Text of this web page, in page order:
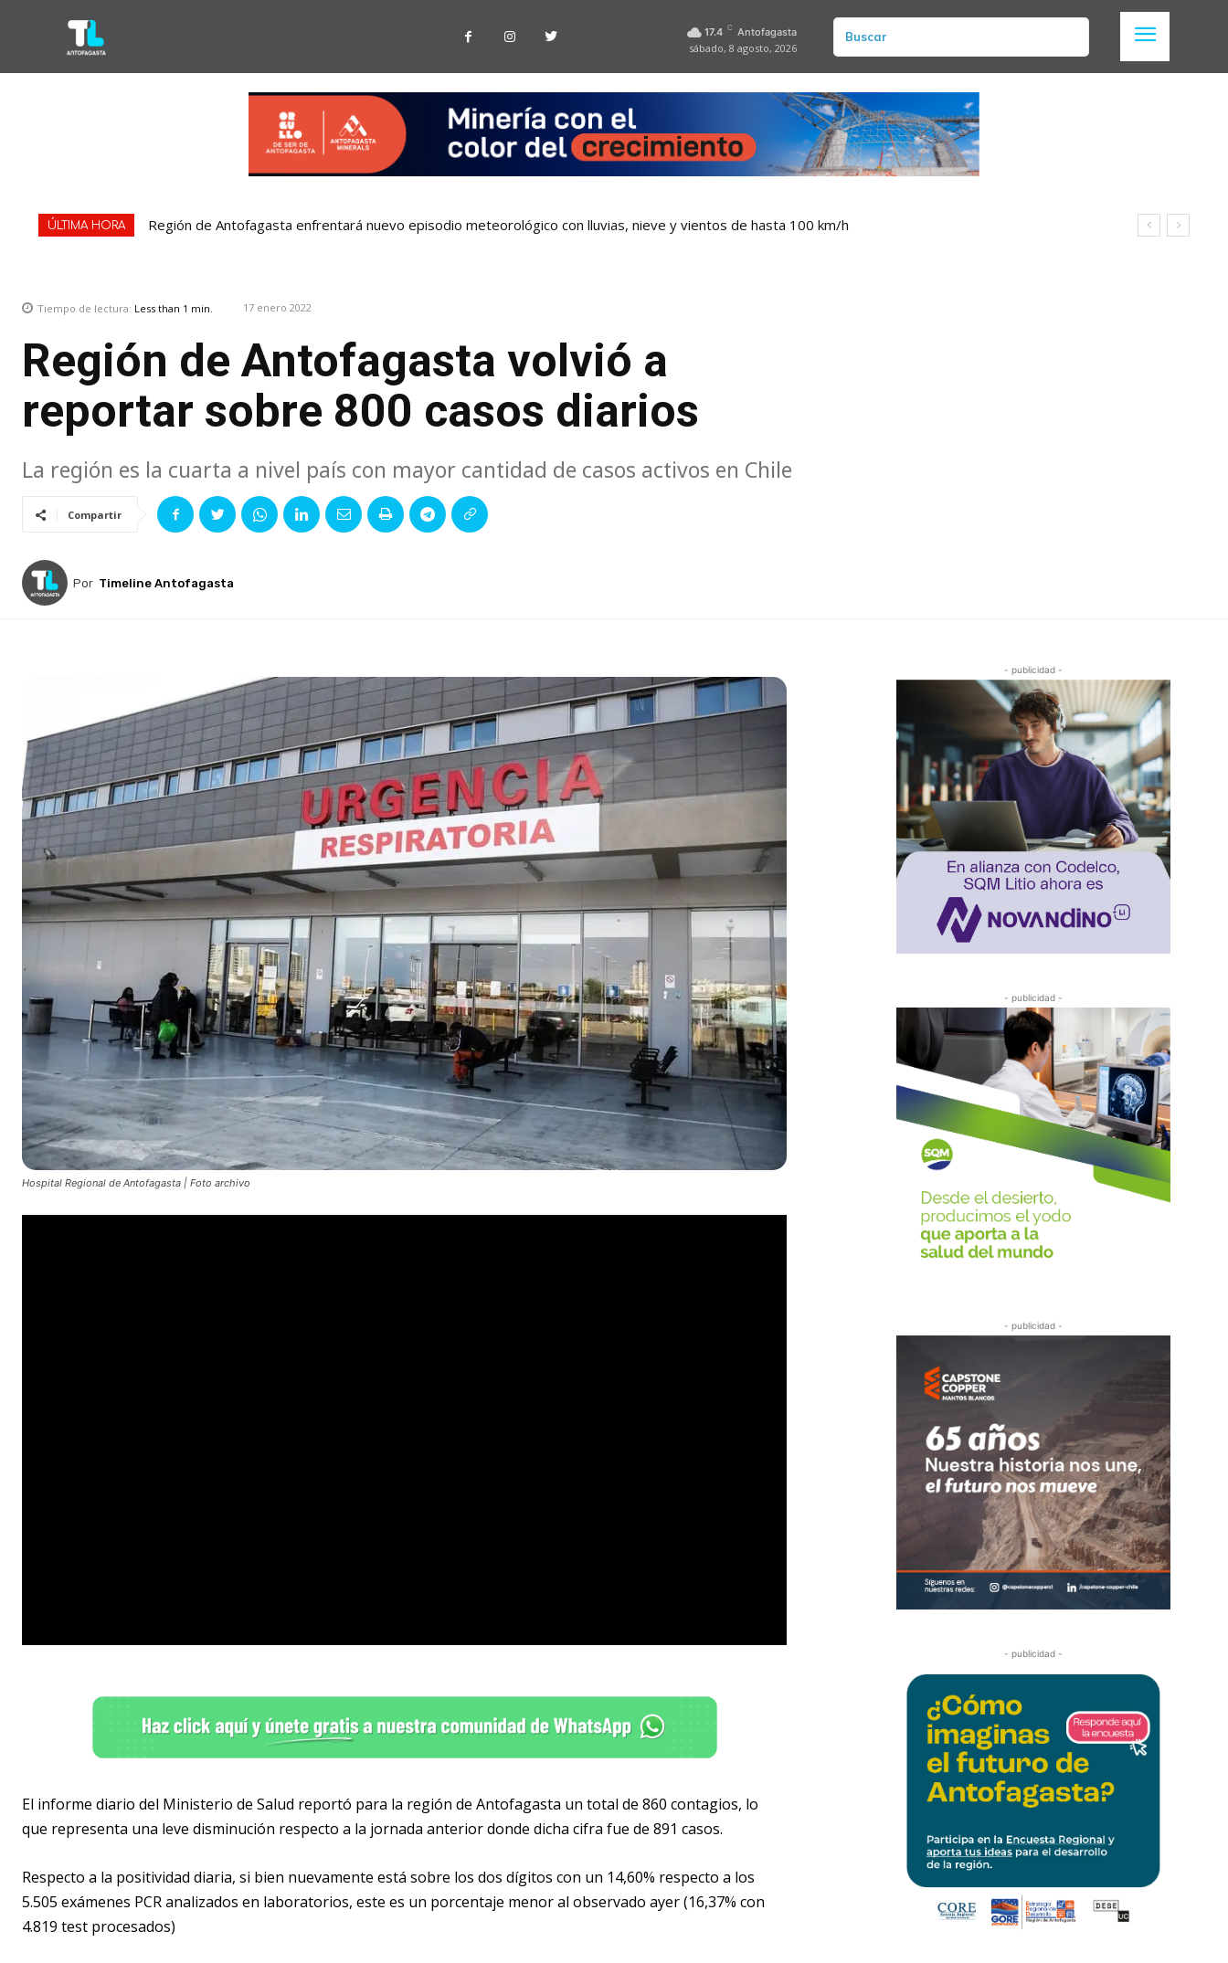
17.4 C Antofagasta
sábado, 8 agosto, 2026
Buscar
ÚLTIMA HORA Región de Antofagasta enfrentará nuevo episodio meteorológico con lluvias, nieve y vientos de hasta 100 km/h
Tiempo de lectura: Less than 1 min. 17 enero 2022
Región de Antofagasta volvió a
reportar sobre 800 casos diarios
La región es la cuarta a nivel país con mayor cantidad de casos activos en Chile
Compartir
Por Timeline Antofagasta
Hospital Regional de Antofagasta | Foto archivo
El informe diario del Ministerio de Salud reportó para la región de Antofagasta un total de 860 contagios, lo
que representa una leve disminución respecto a la jornada anterior donde dicha cifra fue de 891 casos.
Respecto a la positividad diaria, si bien nuevamente está sobre los dos dígitos con un 14,60% respecto a los
5.505 exámenes PCR analizados en laboratorios, este es un porcentaje menor al observado ayer (16,37% con
4.819 test procesados)
- publicidad -
- publicidad -
- publicidad -
- publicidad -